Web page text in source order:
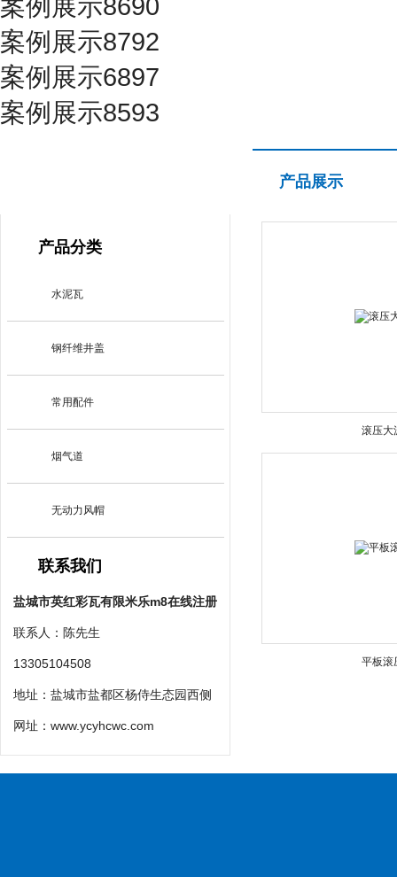
案例展示8792
案例展示6897
案例展示8593
产品分类
水泥瓦
钢纤维井盖
常用配件
烟气道
无动力风帽
联系我们
盐城市英红彩瓦有限米乐m8在线注册
联系人：陈先生
13305104508
地址：盐城市盐都区杨侍生态园西侧
网址： www.ycyhcwc.com
产品展示
滚压大
平板滚